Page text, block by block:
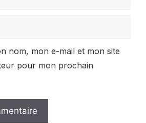
nom, mon e-mail et mon site
pour mon prochain